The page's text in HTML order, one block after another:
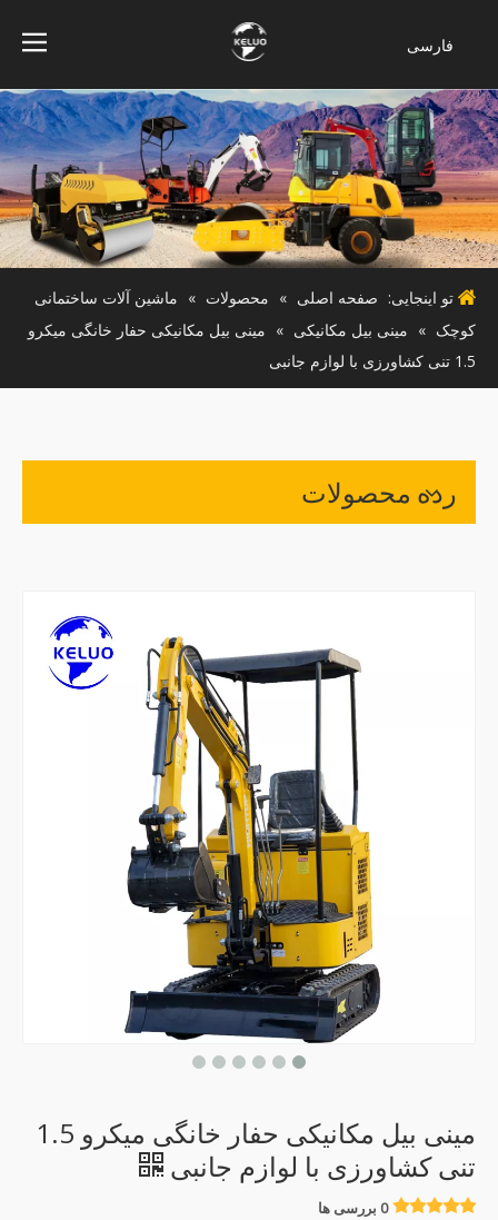
فارسی
indonesia
Türk dili
ไทย
Italiano
Deutsch
Português
Español
Pусский
Français
تو اینجایی: صفحه اصلی » محصولات » ماشین آلات ساختمانی
کوچک » مینی بیل مکانیکی » مینی بیل مکانیکی حفار خانگی میکرو
1.5 تنی کشاورزی با لوازم جانبی
رده محصولات
مینی بیل مکانیکی حفار خانگی میکرو 1.5
تنی کشاورزی با لوازم جانبی
0 بررسی ها